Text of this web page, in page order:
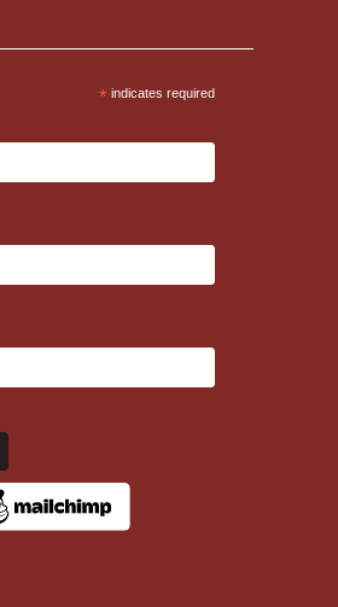
* indicates required